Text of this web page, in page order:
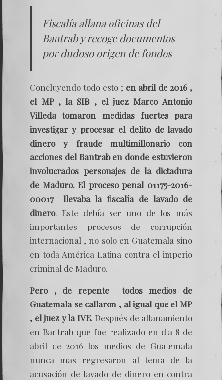
Fiscalía allana oficinas del
Bantrab y recoge documentos
por dudoso origen de fondos
Concluyendo todo esto ; en abril de 2016 ,
el MP , la SIB , el juez Marco Antonio
Villeda tomaron medidas fuertes para
investigar y procesar el delito de lavado
dinero y fraude multimillonario con
acciones del Bantrab en donde estuvieron
involucrados personajes de la dictadura
de Maduro. El proceso penal 01175-2016-
00017 llevaba la fiscalía de lavado de
dinero. Este debía ser uno de los más
importantes procesos de corrupción
internacional , no solo en Guatemala sino
en toda América Latina contra el imperio
criminal de Maduro.
Pero , de repente todos medios de
Guatemala se callaron , al igual que el MP
, el juez y la IVE. Después de allanamiento
en Bantrab que fue realizado en dia 8 de
abril de 2016 los medios de Guatemala
nunca mas regresaron al tema de la
acusación de lavado de dinero en contra